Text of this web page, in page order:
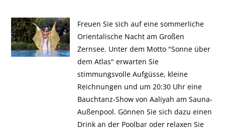
Freuen Sie sich auf eine sommerliche
Orientalische Nacht am Großen
Zernsee. Unter dem Motto "Sonne über
dem Atlas" erwarten Sie
stimmungsvolle Aufgüsse, kleine
Reichnungen und um 20:30 Uhr eine
Bauchtanz-Show von Aaliyah am Sauna-
Außenpool. Gönnen Sie sich dazu einen
Drink an der Poolbar oder relaxen Sie